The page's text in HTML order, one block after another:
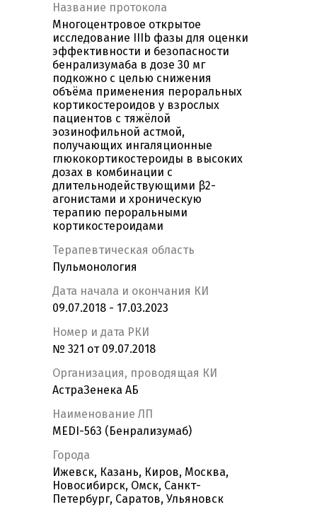
Название протокола
Многоцентровое открытое
исследование IIIb фазы для оценки
эффективности и безопасности
бенрализумаба в дозе 30 мг
подкожно с целью снижения
объёма применения пероральных
кортикостероидов у взрослых
пациентов с тяжёлой
эозинофильной астмой,
получающих ингаляционные
глюкокортикостероиды в высоких
дозах в комбинации с
длительнодействующими β2-
агонистами и хроническую
терапию пероральными
кортикостероидами
Терапевтическая область
Пульмонология
Дата начала и окончания КИ
09.07.2018 - 17.03.2023
Номер и дата РКИ
№ 321 от 09.07.2018
Организация, проводящая КИ
АстраЗенека АБ
Наименование ЛП
MEDI-563 (Бенрализумаб)
Города
Ижевск, Казань, Киров, Москва,
Новосибирск, Омск, Санкт-
Петербург, Саратов, Ульяновск